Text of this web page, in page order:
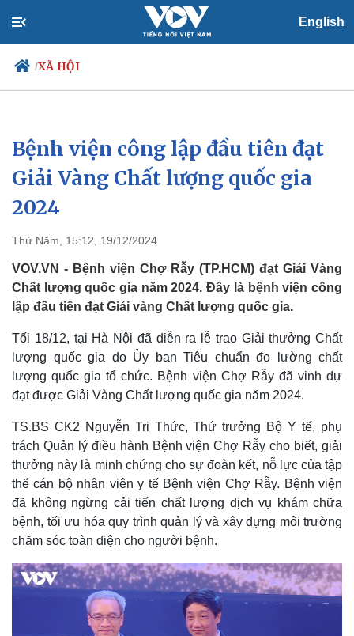
English
/XÃ HỘI
Chính trị
Đảng
Tổ chức nhân sự
Quốc hội
Xã hội
Tin 24h
Dự báo thời tiết
Bệnh viện công lập đầu tiên đạt
Giải Vàng Chất lượng quốc gia
2024
Thứ Năm, 15:12, 19/12/2024
VOV.VN - Bệnh viện Chợ Rẫy (TP.HCM) đạt Giải Vàng
Chất lượng quốc gia năm 2024. Đây là bệnh viện công
lập đầu tiên đạt Giải vàng Chất lượng quốc gia.
Tối 18/12, tại Hà Nội đã diễn ra lễ trao Giải thưởng Chất
lượng quốc gia do Ủy ban Tiêu chuẩn đo lường chất
lượng quốc gia tổ chức. Bệnh viện Chợ Rẫy đã vinh dự
đạt được Giải Vàng Chất lượng quốc gia năm 2024.
TS.BS CK2 Nguyễn Tri Thức, Thứ trưởng Bộ Y tế, phụ
trách Quản lý điều hành Bệnh viện Chợ Rẫy cho biết, giải
thưởng này là minh chứng cho sự đoàn kết, nỗ lực của tập
thể cán bộ nhân viên y tế Bệnh viện Chợ Rẫy. Bệnh viện
đã không ngừng cải tiến chất lượng dịch vụ khám chữa
bệnh, tối ưu hóa quy trình quản lý và xây dựng môi trường
chăm sóc toàn diện cho người bệnh.